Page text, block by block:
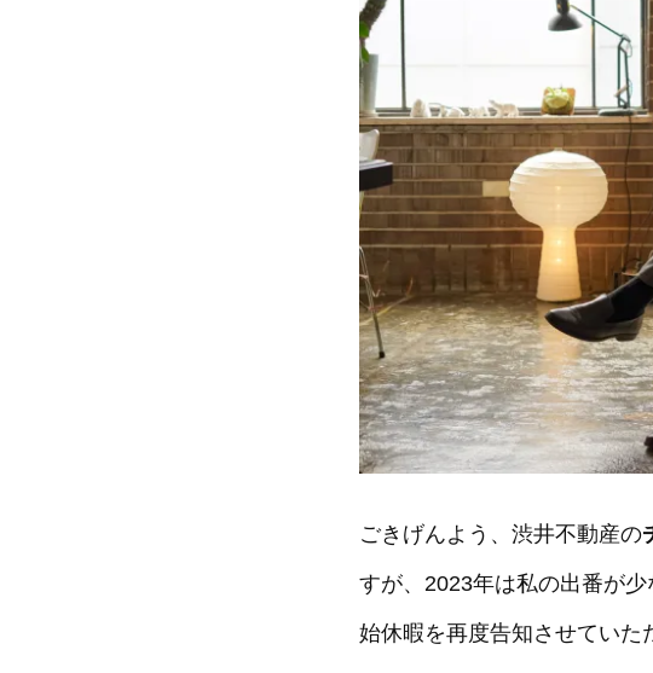
ごきげんよう、渋井不動産の
すが、2023年は私の出番が
始休暇を再度告知させていた